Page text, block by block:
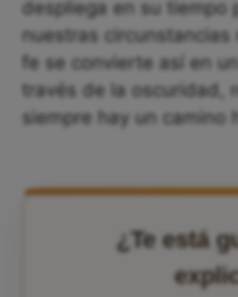
despliega en su tiempo
nuestras
fe se convierte así en
través de la oscuridad,
siempre hay un camino
¿Te está